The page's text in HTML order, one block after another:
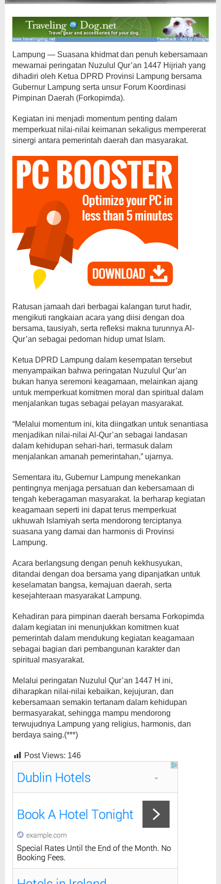
Lampung — Suasana khidmat dan penuh kebersamaan
mewarnai peringatan Nuzulul Qur’an 1447 Hijriah yang
dihadiri oleh Ketua DPRD Provinsi Lampung bersama
Gubernur Lampung serta unsur Forum Koordinasi
Pimpinan Daerah (Forkopimda).
Kegiatan ini menjadi momentum penting dalam
memperkuat nilai-nilai keimanan sekaligus mempererat
sinergi antara pemerintah daerah dan masyarakat.
Ratusan jamaah dari berbagai kalangan turut hadir,
mengikuti rangkaian acara yang diisi dengan doa
bersama, tausiyah, serta refleksi makna turunnya Al-
Qur’an sebagai pedoman hidup umat Islam.
Ketua DPRD Lampung dalam kesempatan tersebut
menyampaikan bahwa peringatan Nuzulul Qur’an
bukan hanya seremoni keagamaan, melainkan ajang
untuk memperkuat komitmen moral dan spiritual dalam
menjalankan tugas sebagai pelayan masyarakat.
“Melalui momentum ini, kita diingatkan untuk senantiasa
menjadikan nilai-nilai Al-Qur’an sebagai landasan
dalam kehidupan sehari-hari, termasuk dalam
menjalankan amanah pemerintahan,” ujarnya.
Sementara itu, Gubernur Lampung menekankan
pentingnya menjaga persatuan dan kebersamaan di
tengah keberagaman masyarakat. Ia berharap kegiatan
keagamaan seperti ini dapat terus memperkuat
ukhuwah Islamiyah serta mendorong terciptanya
suasana yang damai dan harmonis di Provinsi
Lampung.
Acara berlangsung dengan penuh kekhusyukan,
ditandai dengan doa bersama yang dipanjatkan untuk
keselamatan bangsa, kemajuan daerah, serta
kesejahteraan masyarakat Lampung.
Kehadiran para pimpinan daerah bersama Forkopimda
dalam kegiatan ini menunjukkan komitmen kuat
pemerintah dalam mendukung kegiatan keagamaan
sebagai bagian dari pembangunan karakter dan
spiritual masyarakat.
Melalui peringatan Nuzulul Qur’an 1447 H ini,
diharapkan nilai-nilai kebaikan, kejujuran, dan
kebersamaan semakin tertanam dalam kehidupan
bermasyarakat, sehingga mampu mendorong
terwujudnya Lampung yang religius, harmonis, dan
berdaya saing.(***)
Post Views: 146